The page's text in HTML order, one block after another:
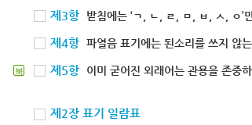
제3항 받침에는 ‘ㄱ, ㄴ, ㄹ, ㅁ, ㅂ, ㅅ, ㅇ’
제4항 파열음 표기에는 된소리를 쓰지 않
북 제5항 이미 굳어진 외래어는 관용을 존중
제2장 표기 일람표